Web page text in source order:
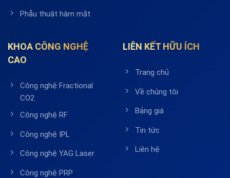
Phẫu thuật hàm mặt
KHOA CÔNG NGHỆ
CAO
Công nghệ Fractional
CO2
Công nghệ RF
Công nghệ IPL
Công nghệ YAG Laser
Công nghệ PRP
LIÊN KẾT HỮU ÍCH
Trang chủ
Về chúng tôi
Bảng giá
Tin tức
Liên hệ